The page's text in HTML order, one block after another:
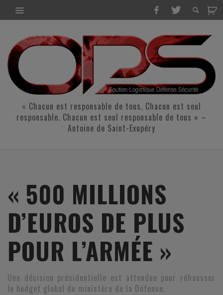
« Chacun est responsable de tous. Chacun est seul
responsable. Chacun est seul responsable de tous » –
Antoine de Saint-Exupéry
« 500 MILLIONS
D’EUROS DE PLUS
POUR L’ARMÉE »
Une décision présidentielle est attendue pour réhausser
le budget global du ministère de la Défense.